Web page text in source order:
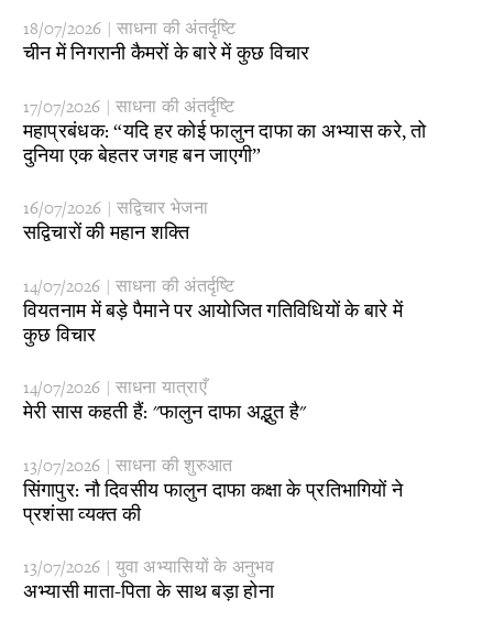
18/07/2026 | साधना की अंतर्दृष्टि
​चीन में निगरानी कैमरों के बारे में कुछ विचार
17/07/2026 | साधना की अंतर्दृष्टि
​महाप्रबंधक: “यदि हर कोई फालुन दाफा का अभ्यास करे, तो
दुनिया एक बेहतर जगह बन जाएगी”
16/07/2026 | सद्विचार भेजना
​सद्विचारों की महान शक्ति
14/07/2026 | साधना की अंतर्दृष्टि
​वियतनाम में बड़े पैमाने पर आयोजित गतिविधियों के बारे में
कुछ विचार
14/07/2026 | साधना यात्राएँ
​मेरी सास कहती हैं: "फालुन दाफा अद्भुत है"
13/07/2026 | साधना की शुरुआत
​सिंगापुर: नौ दिवसीय फालुन दाफा कक्षा के प्रतिभागियों ने
प्रशंसा व्यक्त की
13/07/2026 | युवा अभ्यासियों के अनुभव
अभ्यासी माता-पिता के साथ बड़ा होना